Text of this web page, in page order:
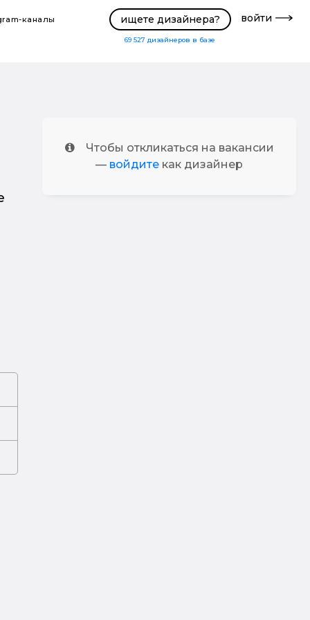
каналы ищете дизайнера?
69 527 дизайнеров в базе
войти
Чтобы откликаться на вакансии
— войдите как дизайнер